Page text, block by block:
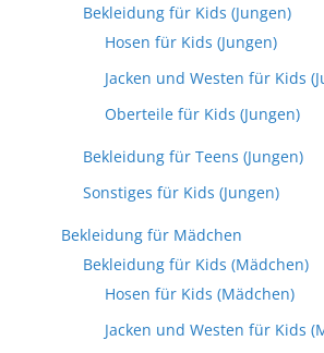
Bekleidung für Kids (Jungen)
Hosen für Kids (Jungen)
Jacken und Westen für Kids
Oberteile für Kids (Jungen)
Bekleidung für Teens (Jungen)
Sonstiges für Kids (Jungen)
Bekleidung für Mädchen
Bekleidung für Kids (Mädchen)
Hosen für Kids (Mädchen)
Jacken und Westen für Kids